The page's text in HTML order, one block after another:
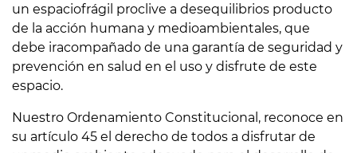
un espaciofrágil proclive a desequilibrios producto
de la acción humana y medioambientales, que
debe iracompañado de una garantía de seguridad y
prevención en salud en el uso y disfrute de este
espacio.
Nuestro Ordenamiento Constitucional, reconoce en
su artículo 45 el derecho de todos a disfrutar de